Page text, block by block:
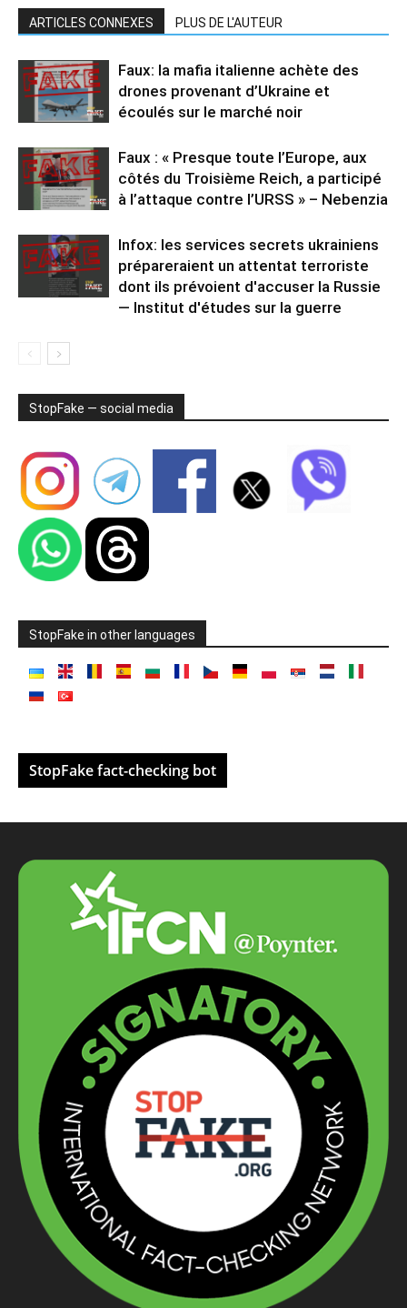
ARTICLES CONNEXES PLUS DE L'AUTEUR
Faux: la mafia italienne achète des
drones provenant d’Ukraine et
écoulés sur le marché noir
Faux : « Presque toute l’Europe, aux
côtés du Troisième Reich, a participé
à l’attaque contre l’URSS » – Nebenzia
Infox: les services secrets ukrainiens
prépareraient un attentat terroriste
dont ils prévoient d'accuser la Russie
— Institut d'études sur la guerre
StopFake — social media
StopFake in other languages
StopFake fact-checking bot